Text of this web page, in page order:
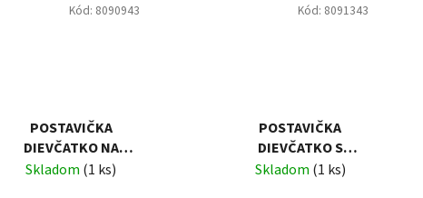
POSTAVIČKA
DIEVČATKO NA
HOJDAČKE
Skladom (1 ks)
Kód: 8090943
POSTAVIČKA
DIEVČATKO S
KLOBÚKOM 36 CM
Skladom (1 ks)
Kód: 8091343